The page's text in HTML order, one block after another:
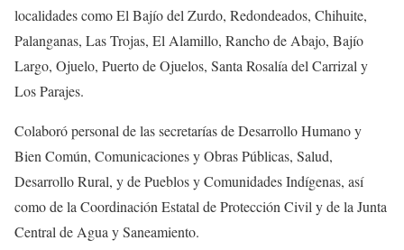
localidades como El Bajío del Zurdo, Redondeados, Chihuite,
Palanganas, Las Trojas, El Alamillo, Rancho de Abajo, Bajío
Largo, Ojuelo, Puerto de Ojuelos, Santa Rosalía del Carrizal y
Los Parajes.
Colaboró personal de las secretarías de Desarrollo Humano y
Bien Común, Comunicaciones y Obras Públicas, Salud,
Desarrollo Rural, y de Pueblos y Comunidades Indígenas, así
como de la Coordinación Estatal de Protección Civil y de la Junta
Central de Agua y Saneamiento.